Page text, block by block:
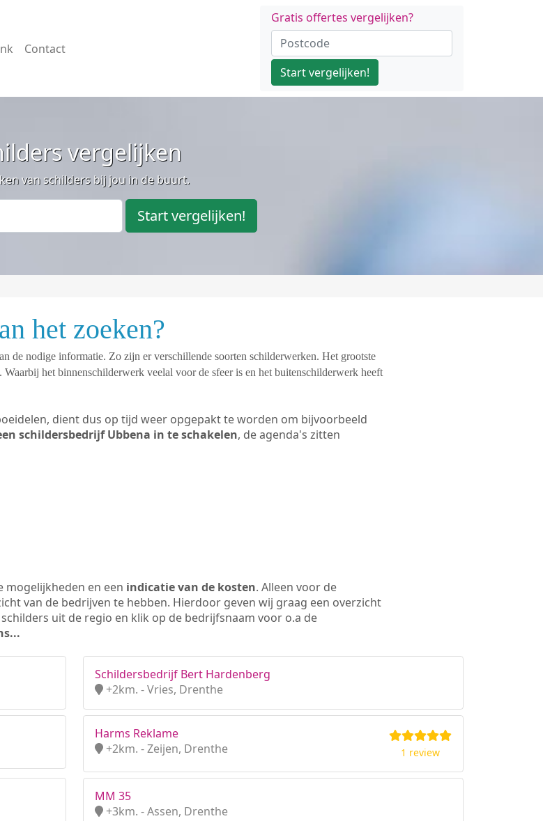
Contact
Gratis offertes vergelijken?
Start vergelijken!
vergelijken
van schilders bij jou in de buurt.
Start vergelijken!
het zoeken?
de nodige informatie. Zo zijn er verschillende soorten schilderwerken. Het grootste
Waarbij het binnenschilderwerk veelal voor de sfeer is en het buitenschilderwerk heeft
dient dus op tijd weer opgepakt te worden om bijvoorbeeld
schildersbedrijf Ubbena in te schakelen, de agenda's zitten
mogelijkheden en een indicatie van de kosten. Alleen voor de
van de bedrijven te hebben. Hierdoor geven wij graag een overzicht
uit de regio en klik op de bedrijfsnaam voor o.a de
Schildersbedrijf Bert Hardenberg
+2km. - Vries, Drenthe
Harms Reklame
+2km. - Zeijen, Drenthe
1 review
MM 35
+3km. - Assen, Drenthe